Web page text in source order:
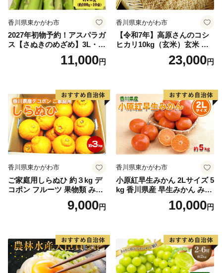
香川県東かがわ市
2027年初物予約！アスパラガ
ス【さぬきのめざめ】3L・2
11,000円
香川県東かがわ市
【令和7年】高原さんのコシ
ヒカリ10kg（玄米）玄米 お
23,000円
香川県東かがわ市
ご家庭用しらぬひ 約３kg デ
コポン フルーツ 果物類 みか
9,000円
香川県東かがわ市
小原紅早生みかん 2Lサイズ 5
kg 香川県産 早生みかん みか
ん ミカン 蜜柑 フルーツ 果物
くだもの 旬のフルーツ 旬の
10,000円